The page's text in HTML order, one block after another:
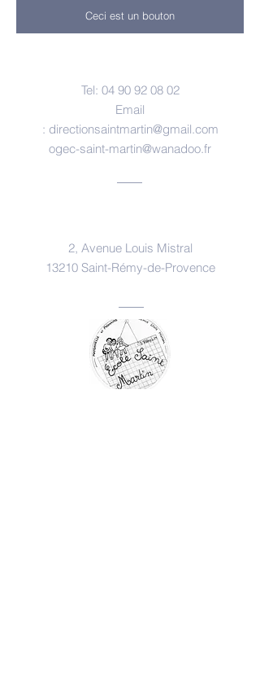
Ceci est un bouton
Tel: 04 90 92 08 02
Email
: directionsaintmartin@gmail.com
ogec-saint-martin@wanadoo.fr
2, Avenue Louis Mistral
13210 Saint-Rémy-de-Provence